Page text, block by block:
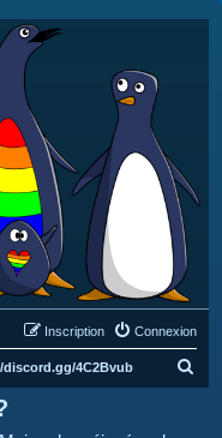
Connexion
Inscription
discord.gg/4C2Bvub